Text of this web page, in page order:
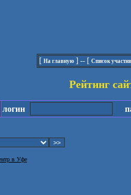
[ На главную ] -- [ Список
Рейтинг
логин
в Уфе